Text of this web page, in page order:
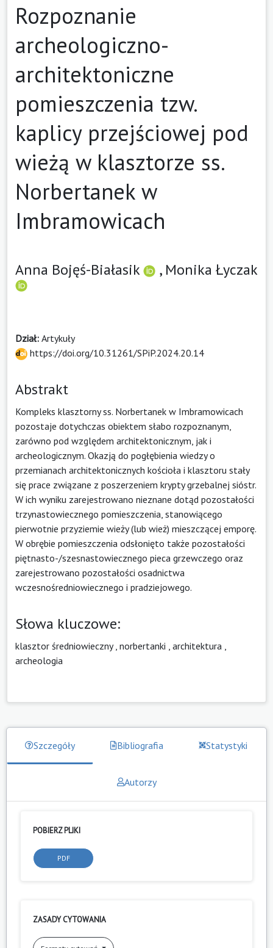
Rozpoznanie
archeologiczno-
architektoniczne
pomieszczenia tzw.
kaplicy przejściowej pod
wieżą w klasztorze ss.
Norbertanek w
Imbramowicach
Anna Bojęś-Białasik , Monika Łyczak
Dział: Artykuły
https://doi.org/10.31261/SPiP.2024.20.14
Abstrakt
Kompleks klasztorny ss. Norbertanek w Imbramowicach
pozostaje dotychczas obiektem słabo rozpoznanym,
zarówno pod względem architektonicznym, jak i
archeologicznym. Okazją do pogłębienia wiedzy o
przemianach architektonicznych kościoła i klasztoru stały
się prace związane z poszerzeniem krypty grzebalnej sióstr.
W ich wyniku zarejestrowano nieznane dotąd pozostałości
trzynastowiecznego pomieszczenia, stanowiącego
pierwotnie przyziemie wieży (lub wież) mieszczącej emporę.
W obrębie pomieszczenia odsłonięto także pozostałości
piętnasto-/szesnastowiecznego pieca grzewczego oraz
zarejestrowano pozostałości osadnictwa
wczesnośredniowiecznego i pradziejowego.
Słowa kluczowe:
klasztor średniowieczny, norbertanki architektura
archeologia
Szczegóły Bibliografia Statystyki
Autorzy
POBIERZ PLIKI
PDF
ZASADY CYTOWANIA